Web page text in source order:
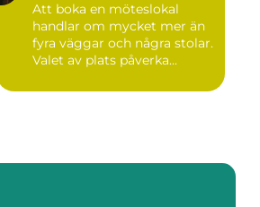
Att boka en möteslokal
handlar om mycket mer än
fyra väggar och några stolar.
Valet av plats påverka...